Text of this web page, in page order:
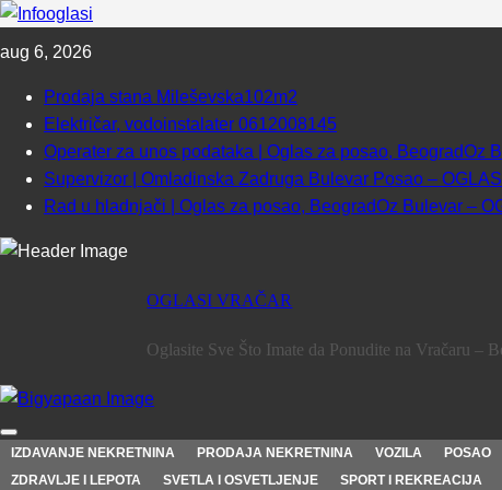
content
aug 6, 2026
Prodaja stana Mileševska102m2
Električar, vodoinstalater 0612008145
Operater za unos podataka | Oglas za posao, BeogradOz
Supervizor | Omladinska Zadruga Bulevar Posao –
Rad u hladnjači | Oglas za posao, BeogradOz Bulevar –
OGLASI VRAČAR
Oglasite Sve Što Imate da Ponudite na Vračaru
IZDAVANJE NEKRETNINA PRODAJA NEKRETNINA VOZILA POSAO
ZDRAVLJE I LEPOTA
SVETLA I OSVETLJENJE SPORT I REKREACIJA